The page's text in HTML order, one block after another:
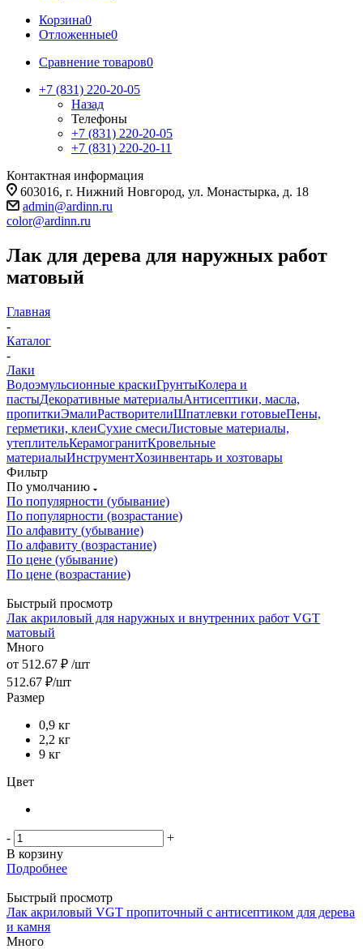
Корзина0
Отложенные0
Сравнение товаров0
+7 (831) 220-20-05
Назад
Телефоны
+7 (831) 220-20-05
+7 (831) 220-20-11
Контактная информация
603016, г. Нижний Новгород, ул. Монастырка, д. 18
admin@ardinn.ru
color@ardinn.ru
Лак для дерева для наружных работ
матовый
Главная
-
Каталог
-
Лаки
Водоэмульсионные краскиГрунтыКолера и
пастыДекоративные материалыАнтисептики, масла,
пропиткиЭмалиРастворителиШпатлевки готовыеПены,
герметики, клеиСухие смесиЛистовые материалы,
утеплительКерамогранитКровельные
материалыИнструментХозинвентарь и хозтовары
Фильтр
По умолчанию
По популярности (убывание)
По популярности (возрастание)
По алфавиту (убывание)
По алфавиту (возрастание)
По цене (убывание)
По цене (возрастание)
Быстрый просмотр
Лак акриловый для наружных и внутренних работ VGT
матовый
Много
от 512.67 ₽ /шт
512.67 ₽/шт
Размер
0,9 кг
2,2 кг
9 кг
Цвет
-
+
В корзину
Подробнее
Быстрый просмотр
Лак акриловый VGT пропиточный с антисептиком для дерева
и камня
Много